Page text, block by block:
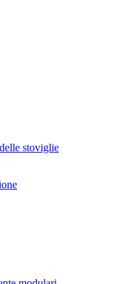
stoviglie